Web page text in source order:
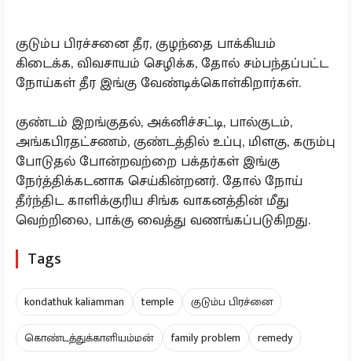
குடும்ப பிரச்சனை தீர, குழந்தை பாக்கியம்
கிடைக்க, விவசாயம் செழிக்க, தோல் சம்பந்தப்பட்ட
நோய்கள் தீர இங்கு வேண்டிக்கொள்கிறார்கள்.
குண்டம் இறங்குதல், அக்னிச்சட்டி, பால்குடம்,
அங்கபிரதட்சணம், குண்டத்தில் உப்பு, மிளகு, கரும்பு
போடுதல் போன்றவற்றை பக்தர்கள் இங்கு
நேர்த்திக்கடனாக செய்கின்றனர். தோல் நோய்
தீர்ந்திட காளிக்குரிய சிங்க வாகனத்தின் மீது
வெற்றிலை, பாக்கு வைத்து வணங்கப்படுகிறது.
Tags
kondathuk kaliamman temple
குடும்ப பிரச்னை
கொண்டத்துக்காளியம்மன்
family problem remedy